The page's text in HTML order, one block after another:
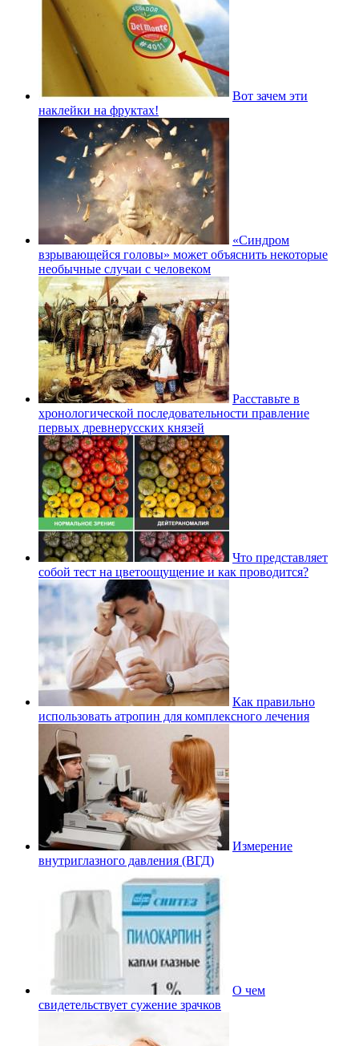
Вот зачем эти
наклейки на фруктах!
«Синдром
взрывающейся головы» может объяснить некоторые
необычные случаи с человеком
Расставьте в
хронологической последовательности правление
первых древнерусских князей
Что представляет
собой тест на цветоощущение и как проводится?
Как правильно
использовать атропин для комплексного лечения
Измерение
внутриглазного давления (ВГД)
О чем
свидетельствует сужение зрачков